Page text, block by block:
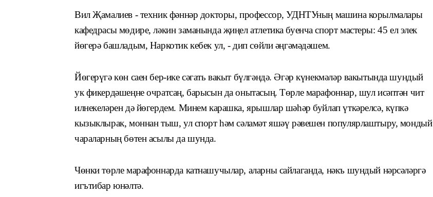
Вил Җамалиев - техник фәннәр докторы, профессор, УДНТУның машина корылмалары
кафедрасы мөдире, ләкин заманында җиңел атлетика буенча спорт мастеры: 45 ел элек
йөгерә башладым, Нарко­тик кебек ул, - дип сөйли әңгәмәдәшем.
Йөгерүгә көн саен бер-ике сәгать вакыт бүлгәндә. Әгәр күнекмәләр вакытында шун­дый
ук фикердәшеңне очратсаң, барысын да онытасың. Төрле марафоннар, шул исәптән чит
илнекеләрен дә йөгердем. Минем ка­рашка, ярышлар шәһәр буйлап үткәрелсә, күпкә
кызыклырак, моннан тыш, ул спорт һәм сәламәт яшәү рәвешен популярлаштыру, мондый
чараларның бөтен асылы да шунда.
Чөнки төрле марафоннарда катнашучылар, аларны сайлаганда, нәкъ шундый нәрсәләргә
игътибар юнәлтә.